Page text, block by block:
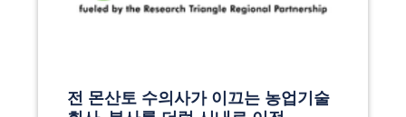
전 몬산토 수의사가 이끄는 농업기술